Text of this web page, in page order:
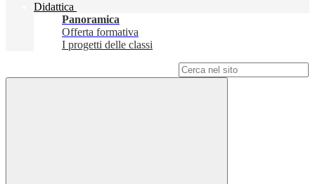
Didattica
Panoramica
Offerta formativa
I progetti delle classi